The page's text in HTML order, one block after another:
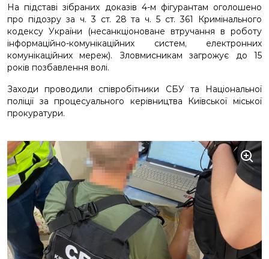
На підставі зібраних доказів 4-м фігурантам оголошено
про підозру за ч. 3 ст. 28 та ч. 5 ст. 361 Кримінального
кодексу України (несанкціоноване втручання в роботу
інформаційно-комунікаційних систем, електронних
комунікаційних мереж). Зловмисникам загрожує до 15
років позбавлення волі.
Заходи проводили співробітники СБУ та Національної
поліції за процесуального керівництва Київської міської
прокуратури.